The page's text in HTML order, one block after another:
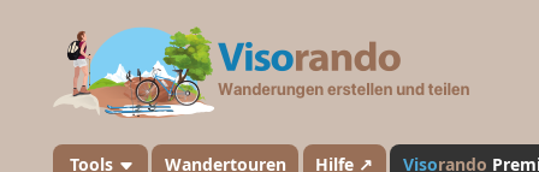
a
Tools Wandertouren Hilfe ↗ Visorando